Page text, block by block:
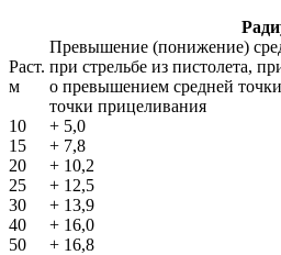
Раст.
м
Превышение (понижение)
при стрельбе из пистолета,
о превышением средней
точки прицеливания
10
+ 5,0
15
+ 7,8
20
+ 10,2
25
+ 12,5
30
+ 13,9
40
+ 16,0
50
+ 16,8